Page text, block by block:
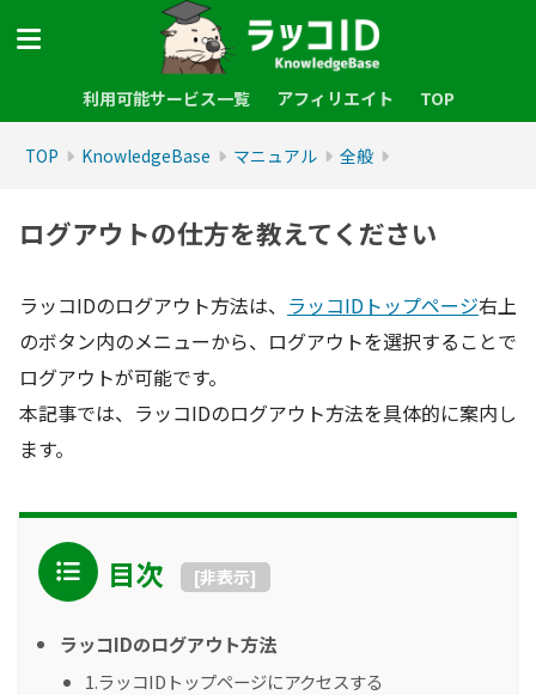
利用可能サービス一覧 アフィリエイト TOP
TOP KnowledgeBase マニュアル 全般
ログアウトの仕方を教えてください
ラッコIDのログアウト方法は、 ラッコIDトップページ右上
のボタン内のメニューから、ログアウトを選択することで
ログアウトが可能です。
本記事では、ラッコIDのログアウト方法を具体的に案内し
ます。
目次 [非表示]
ラッコIDのログアウト方法
1.ラッコIDトップページにアクセスする